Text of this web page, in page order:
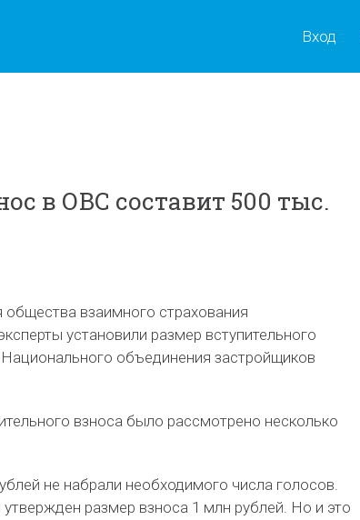
Вход
в ОВС составит 500 тыс.
общества взаимного страхования
установили размер вступительного
объединения застройщиков
взноса было рассмотрено несколько
не набрали необходимого числа голосов.
размер взноса 1 млн рублей. Но и это